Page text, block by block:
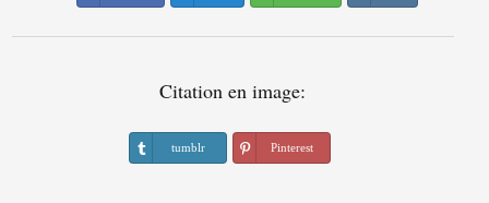
Citation en image:
tumblr Pinterest